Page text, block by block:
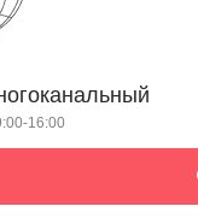
16:00